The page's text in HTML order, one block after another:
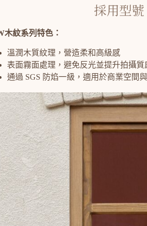
採用型
木紋系列 特色：
溫潤木質紋理，營造柔和高級感
表面霧面處理，避免反光並提升拍攝質
通過 SGS 防焰一級，適用於商業空間